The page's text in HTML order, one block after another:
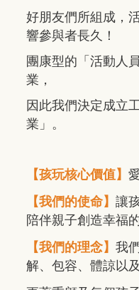
好朋友們所組成，
響參與者長久！
團康型的「活動人
業，
因此我們決定成立
業」。
【孩玩核心價值】
【我們的使命】 讓
陪伴親子創造幸福
【我們的理念】 我
解、包容、體諒以